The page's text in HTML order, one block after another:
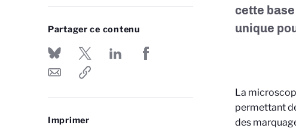
Partager ce contenu
Imprimer
cette
unique
La
permettant
des